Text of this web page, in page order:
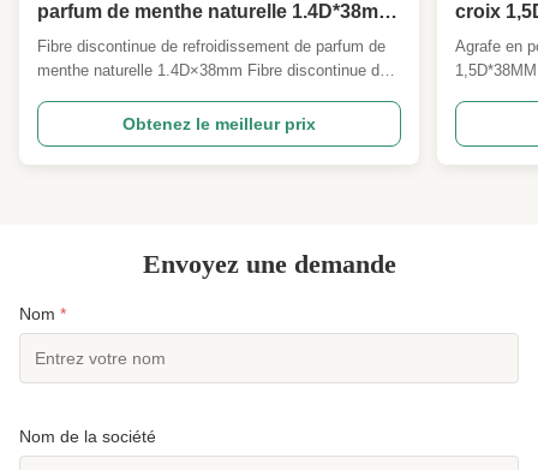
parfum de menthe naturelle 1.4D*38mm,
anti-odeur, séchage rapide
Fibre discontinue de refroidissement de parfum de
menthe naturelle 1.4D×38mm Fibre discontinue de
peuvent être personnalisées Présentation du produit
Notre fibre discontinue de polyester menthe fraîche
1,4D × 38MM est une matière première textile ...
Obtenez le meilleur prix
croix
durable.
Agrafe en
évacuant
l'industrie
Envoyez une demande
Nom *
Nom de la société